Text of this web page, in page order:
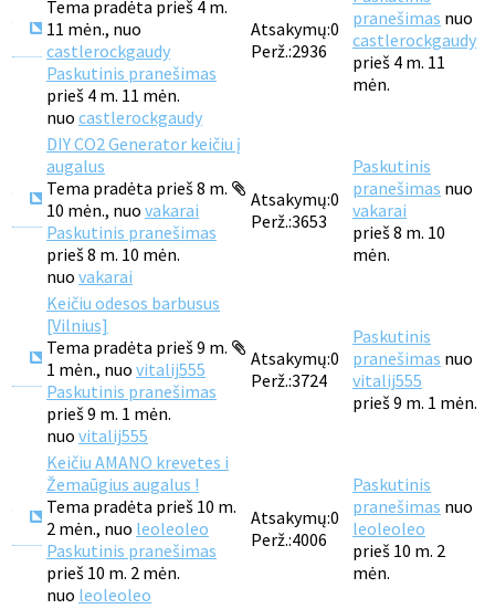
Tema pradėta prieš 4 m.
11 mėn., nuo
castlerockgaudy
Paskutinis pranešimas
prieš 4 m. 11 mėn.
nuo castlerockgaudy
Atsakymų:0
Perž.:2936
pranešimas nuo
castlerockgaudy
prieš 4 m. 11
mėn.
DIY CO2 Generator keičiu į
augalus
Tema pradėta prieš 8 m.
10 mėn., nuo vakarai
Paskutinis pranešimas
prieš 8 m. 10 mėn.
nuo vakarai
Atsakymų:0
Perž.:3653
Paskutinis
pranešimas nuo
vakarai
prieš 8 m. 10
mėn.
Keičiu odesos barbusus
[Vilnius]
Tema pradėta prieš 9 m.
1 mėn., nuo vitalij555
Paskutinis pranešimas
prieš 9 m. 1 mėn.
nuo vitalij555
Atsakymų:0
Perž.:3724
Paskutinis
pranešimas nuo
vitalij555
prieš 9 m. 1 mėn.
Keičiu AMANO krevetes i
Žemaūgius augalus !
Tema pradėta prieš 10 m.
2 mėn., nuo leoleoleo
Paskutinis pranešimas
prieš 10 m. 2 mėn.
nuo leoleoleo
Atsakymų:0
Perž.:4006
Paskutinis
pranešimas nuo
leoleoleo
prieš 10 m. 2
mėn.